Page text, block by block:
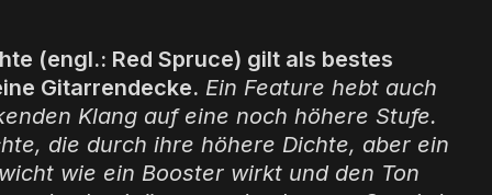
(engl.: Red Spruce) gilt als bestes
Gitarrendecke. Ein Feature hebt auch
Klang auf eine noch höhere Stufe.
die durch ihre höhere Dichte, aber ein
wie ein Booster wirkt und den Ton